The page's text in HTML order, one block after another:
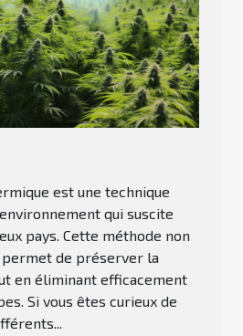
est une technique
qui suscite
pays. Cette méthode non
de préserver la
en éliminant efficacement
Si vous êtes curieux de